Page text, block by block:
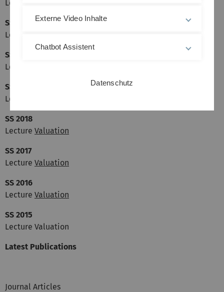
Lecture Valuation
SS 2021
Lecture Valuation
SS 2020
Lecture Valuation
SS 2019
Lecture Valuation
SS 2018
Lecture Valuation
SS 2017
Lecture Valuation
SS 2016
Lecture Valuation
SS 2015
Lecture Valuation
Latest Publications
Journal Articles
Externe Video Inhalte
Chatbot Assistent
Datenschutz